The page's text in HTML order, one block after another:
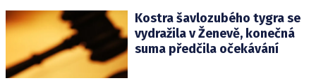
Kostra šavlozubého tygra se
vydražila v Ženevě, konečná
suma předčila očekávání